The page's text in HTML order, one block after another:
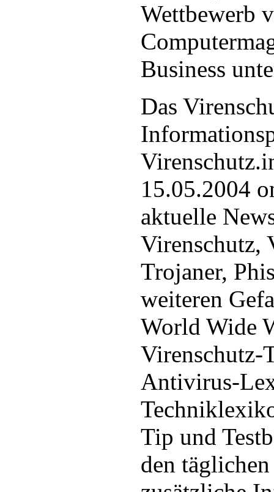
Wettbewerb
Business
Das
15.05.2004
aktuelle
Virenschutz,
Trojaner,
weiteren
World Wide
Virenschutz-
Antivirus-
Tip und
den